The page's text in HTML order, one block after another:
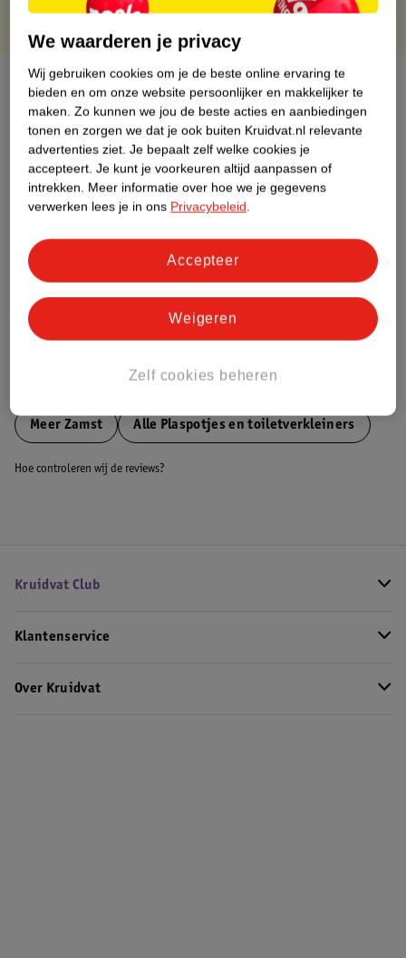
Over dit product
Productinformatie
Nature Impact Score
Dit product heeft (nog) geen Nature
Meer informatie
Bestel & Bezorginformatie
Meer Zamst Alle Plaspotjes en toiletverkleiners
Hoe controleren wij de reviews?
Kruidvat Club
Klantenservice
Over Kruidvat
We waarderen je privacy
Wij gebruiken cookies om je de beste online ervaring te
bieden en om onze website persoonlijker en makkelijker te
maken. Zo kunnen we jou de beste acties en aanbiedingen
tonen en zorgen we dat je ook buiten Kruidvat.nl relevante
advertenties ziet. Je bepaalt zelf welke cookies je
accepteert. Je kunt je voorkeuren altijd aanpassen of
intrekken. Meer informatie over hoe we je gegevens
verwerken lees je in ons Privacybeleid.
Zelf cookies beheren
Weigeren
Accepteer